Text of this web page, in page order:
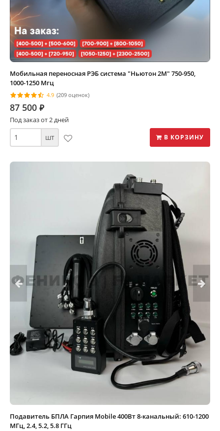
Мобильная переносная РЭБ система "Ньютон 2М" 750-950,
1000-1250 Мгц
4.9 (209 оценок)
87 500 ⃏
Под заказ от 2 дней
шт В КОРЗИНУ
Подавитель БПЛА Гарпия Mobile 400Вт 8-канальный: 610-1200
МГц, 2.4, 5.2, 5.8 ГГц